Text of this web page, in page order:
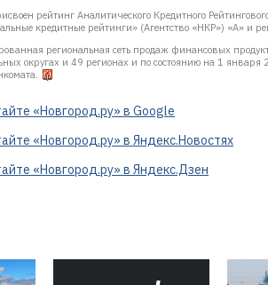
рейтинг Аналитического Кредитного
кредитные рейтинги» (Агентство «НКР») «А» и
региональная сеть продаж финансовых
округах и 49 регионах и по состоянию на 1
«Новгород.ру» в Google
«Новгород.ру» в Яндекс.Новостях
«Новгород.ру» в Яндекс.Дзен